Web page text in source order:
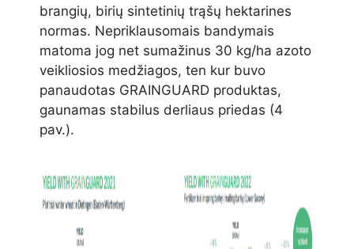
brangių, birių sintetinių trąšų hektarines
normas. Nepriklausomais bandymais
matoma jog net sumažinus 30 kg/ha azoto
veikliosios medžiagos, ten kur buvo
panaudotas GRAINGUARD produktas,
gaunamas stabilus derliaus priedas (4
pav.).